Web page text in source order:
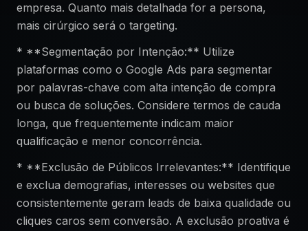
empresa. Quanto mais detalhada for a persona,
mais cirúrgico será o targeting.
* **Segmentação por Intenção:** Utilize
plataformas como o Google Ads para segmentar
por palavras-chave com alta intenção de compra
ou busca de soluções. Considere termos de cauda
longa, que frequentemente indicam maior
qualificação e menor concorrência.
* **Exclusão de Públicos Irrelevantes:** Identifique
e exclua demografias, interesses ou websites que
consistentemente geram leads de baixa qualidade ou
cliques caros sem conversão. A exclusão proativa é